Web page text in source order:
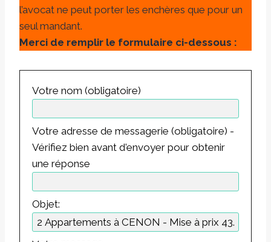
l’avocat ne peut porter les enchères que pour un
seul mandant.
Merci de remplir le formulaire ci-dessous :
Votre nom (obligatoire)
Votre adresse de messagerie (obligatoire) -
Vérifiez bien avant d'envoyer pour obtenir
une réponse
Objet: